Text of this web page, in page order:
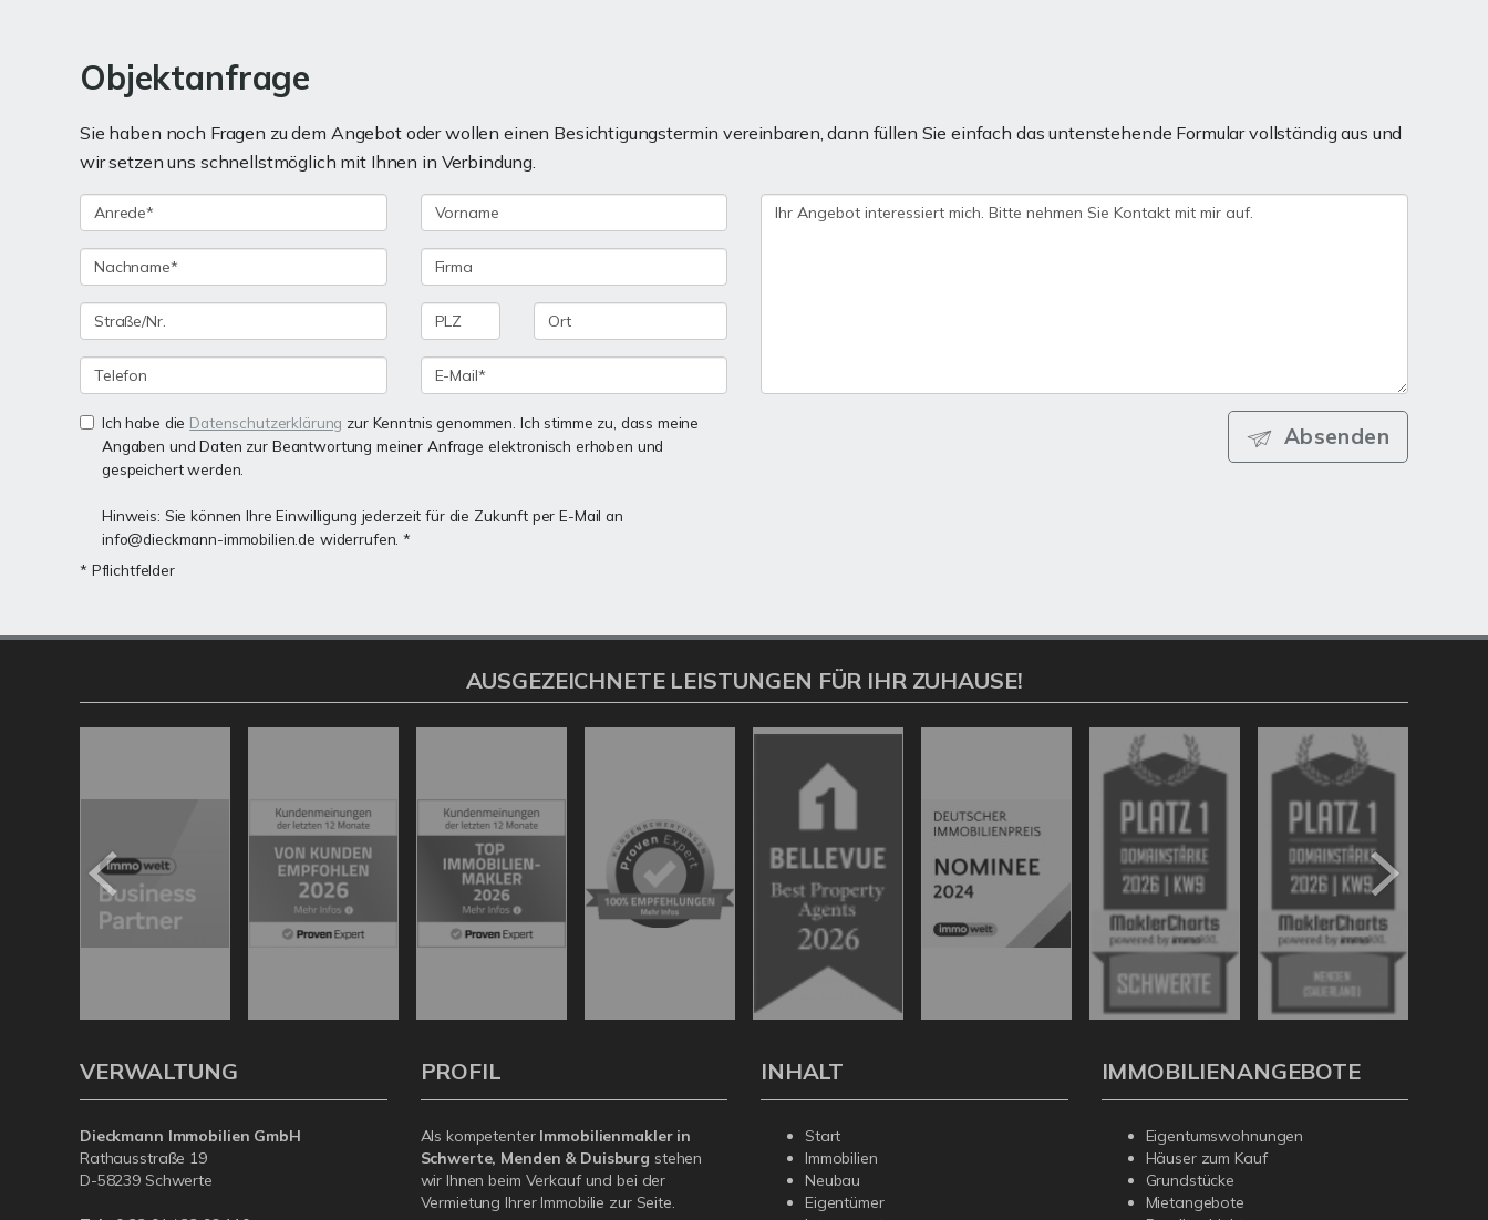
Objektanfrage
Sie haben noch Fragen zu dem Angebot oder wollen einen Besichtigungstermin vereinbaren, dann füllen Sie einfach das untenstehende Formular vollständig aus und
wir setzen uns schnellstmöglich mit Ihnen in Verbindung.
Ich habe die Datenschutzerklärung zur Kenntnis genommen. Ich stimme zu, dass meine
Angaben und Daten zur Beantwortung meiner Anfrage elektronisch erhoben und
gespeichert werden.
Hinweis: Sie können Ihre Einwilligung jederzeit für die Zukunft per E-Mail an
info@dieckmann-immobilien.de widerrufen. *
* Pflichtfelder
Absenden
AUSGEZEICHNETE LEISTUNGEN FÜR IHR ZUHAUSE!
VERWALTUNG
Dieckmann Immobilien GmbH
Rathausstraße 19
D-58239 Schwerte
PROFIL
Als kompetenter Immobilienmakler in
Schwerte, Menden & Duisburg stehen
wir Ihnen beim Verkauf und bei der
Vermietung Ihrer Immobilie zur Seite.
INHALT
Start
Immobilien
Neubau
Eigentümer
IMMOBILIENANGEBOTE
Eigentumswohnungen
Häuser zum Kauf
Grundstücke
Mietangebote